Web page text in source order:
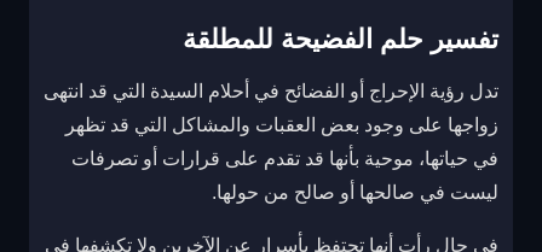
تفسير حلم الفضيحة للمطلقة
تدل رؤية الإحراج أو الفضائح في أحلام السيدة التي قد انتهى
زواجها على وجود بعض العقبات والمشاكل التي قد تظهر
في حياتها، موحية بأنها قد تقدم على قرارات أو تصرفات
ليست في صالحها أو صالح من حولها.
في حال رأت أنها تحتفظ بأسرار عن الآخرين ولا تكشفها في